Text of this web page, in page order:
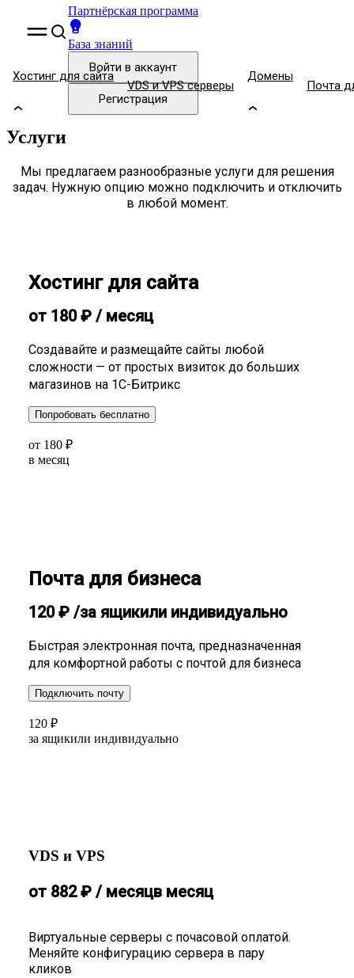
Партнёрская программа
База знаний
Войти в аккаунт
Регистрация
Хостинг для сайта
VDS и VPS серверы
Домены
Почта
Услуги
Мы предлагаем разнообразные услуги для решения
задач. Нужную опцию можно подключить и отключить
в любой момент.
Хостинг для сайта
от 180₽ / месяц
Создавайте и размещайте сайты любой
сложности — от простых визиток до больших
магазинов на 1С-Битрикс
Попробовать бесплатно
от 180 ₽
в месяц
Почта для бизнеса
120₽ /за ящикили индивидуально
Быстрая электронная почта, предназначенная
для комфортной работы с почтой для бизнеса
Подключить почту
120 ₽
за ящикили индивидуально
VDS и VPS
Виртуальные серверы с почасовой оплатой.
Меняйте конфигурацию сервера в пару
кликов
от 882₽ / месяцв месяц